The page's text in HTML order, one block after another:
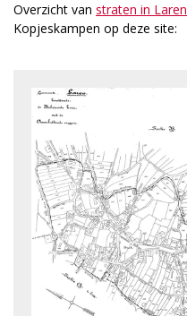
Overzicht van straten in Laren
Kopjeskampen op deze site: